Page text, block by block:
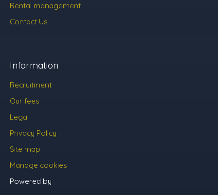
Rental management
Contact Us
Information
Recruitment
Our fees
Legal
Privacy Policy
Site map
Manage cookies
Powered by